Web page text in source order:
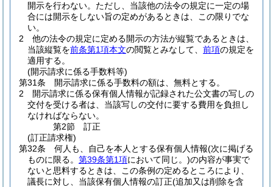
開示を行わない。 ただし、当該他の法令の規定に一定の場
合には開示をしない旨の定めがあるときは、この限りでな
い。
2
他の法令の規定に定める開示の方法が縦覧であるときは、
当該縦覧を前条第1項本文の閲覧とみなして、 前項の規定を
適用する。
(開示請求に係る手数料等)
第31条
開示請求に係る手数料の額は、無料とする。
2
開示請求に係る保有個人情報が記録された公文書の写しの
交付を受ける者は、当該写しの交付に要する費用を負担し
なければならない。
第2節
訂正
(訂正請求権)
第32条
何人も、自己を本人とする保有個人情報(次に掲げる
ものに限る。 第39条第1項において同じ。)の内容が事実で
ないと思料するときは、この条例の定めるところにより、
議長に対し、当該保有個人情報の訂正(追加又は削除を含